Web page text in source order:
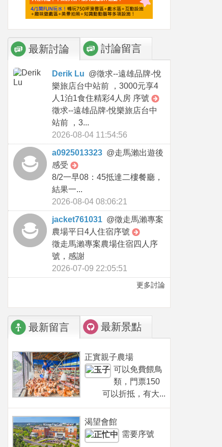
最新討論 討論留言
Derik Lu @徵求--遠雄品牌-悅
樂旅店台中站前 ，3000元享4
人1泊1食住精彩4人房 序號
徵求--遠雄品牌-悅樂旅店台中
站前 ，3...
2026-08-04 11:54:56
a0925013323 @走馬瀨出遊後
感受
8/2一早08：45抵達二樓餐廳，
結果一...
2026-08-04 08:06:21
jacket761031 @徵走馬瀨專案
農場平日4人住宿序號
徵走馬瀨專案農場住宿四人序
號，感謝
2026-07-09 22:05:51
更多討論
最新留言 最新景點
正實親子農場
可以免費餵鳥
類，門票150
可以折抵，有大...
渴望會館
需要序號